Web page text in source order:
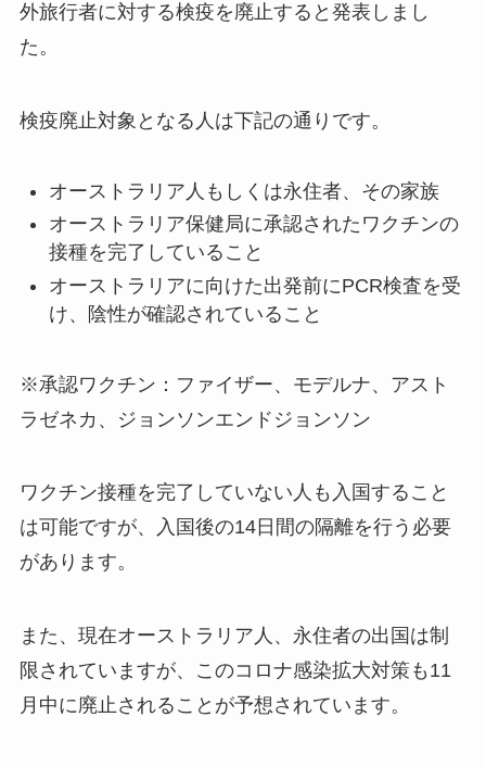
外旅行者に対する検疫を廃止すると発表しまし
た。
検疫廃止対象となる人は下記の通りです。
オーストラリア人もしくは永住者、その家族
オーストラリア保健局に承認されたワクチンの
接種を完了していること
オーストラリアに向けた出発前にPCR検査を受
け、陰性が確認されていること
※承認ワクチン：ファイザー、モデルナ、アスト
ラゼネカ、ジョンソンエンドジョンソン
ワクチン接種を完了していない人も入国すること
は可能ですが、入国後の14日間の隔離を行う必要
があります。
また、現在オーストラリア人、永住者の出国は制
限されていますが、このコロナ感染拡大対策も11
月中に廃止されることが予想されています。